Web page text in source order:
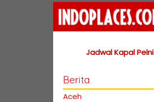
Jadwal Kapal Pelni
Berita
Aceh